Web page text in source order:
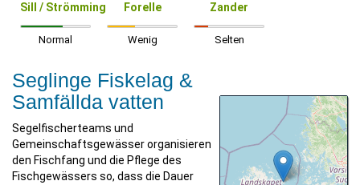
Sill / Strömming
Normal
Forelle
Wenig
Zander
Selten
Seglinge Fiskelag &
Samfällda vatten
Segelfischerteams und
Gemeinschaftsgewässer organisieren
den Fischfang und die Pflege des
Fischgewässers so, dass die Dauer